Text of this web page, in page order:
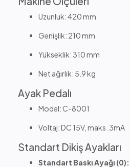
Uzunluk: 420 mm
Genişlik: 210 mm
Yükseklik: 310 mm
Net ağırlık: 5.9 kg
Ayak Pedalı
Model: C-8001
Voltaj: DC 15V, maks. 3mA
Standart Dikiş Ayakları
Standart Baskı Ayağı (0):